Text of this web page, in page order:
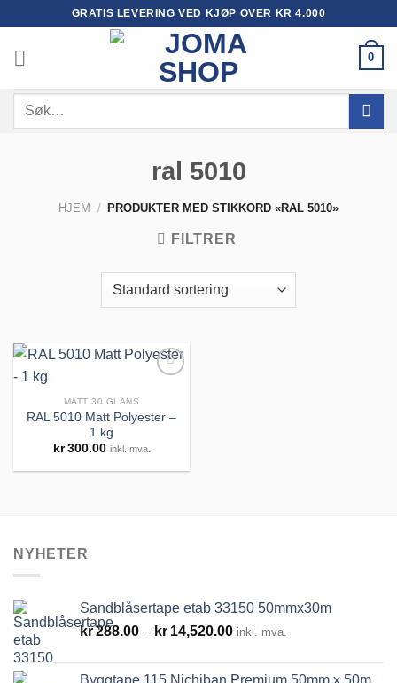
content
GRATIS LEVERING VED KJØP OVER KR 4.000
0
Søk
ral 5010
HJEM / PRODUKTER MED STIKKORD «RAL 5010»
FILTRER
huskeliste
MATT 30 GLANS
RAL 5010 Matt Polyester –
1 kg
kr 300.00 inkl. mva.
NYHETER
Sandblåsertape etab 33150 50mmx30m
kr288.00 – kr 14,520.00Prisområde:
inkl. mva.